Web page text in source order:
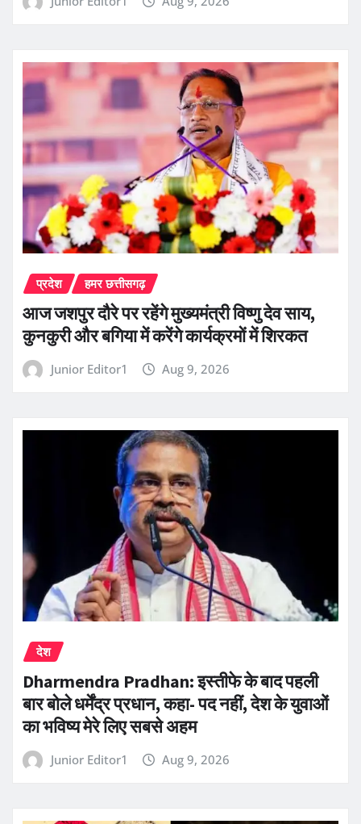
प्रदेश हमर छत्तीसगढ़
आज जशपुर दौरे पर रहेंगे मुख्यमंत्री विष्णु देव साय,
कुनकुरी और बगिया में करेंगे कार्यक्रमों में शिरकत
Junior Editor1 Aug 9, 2026
देश
Dharmendra Pradhan: इस्तीफे के बाद पहली
बार बोले धर्मेंद्र प्रधान, कहा- पद नहीं, देश के युवाओं
का भविष्य मेरे लिए सबसे अहम
Junior Editor1 Aug 9, 2026